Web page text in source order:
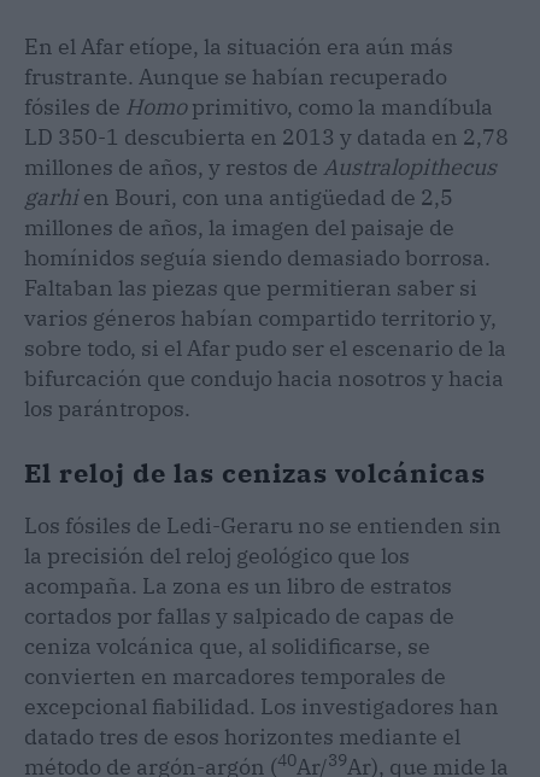
En el Afar etíope, la situación era aún más
frustrante. Aunque se habían recuperado
fósiles de Homoprimitivo, como la mandíbula
LD 350-1 descubierta en 2013 y datada en 2,78
millones de años, y restos de Australopithecus
garhien Bouri, con una antigüedad de 2,5
millones de años, la imagen del paisaje de
homínidos seguía siendo demasiado borrosa.
Faltaban las piezas que permitieran saber si
varios géneros habían compartido territorio y,
sobre todo, si el Afar pudo ser el escenario de la
bifurcación que condujo hacia nosotros y hacia
los parántropos.
El reloj de las cenizas volcánicas
Los fósiles de Ledi-Geraru no se entienden sin
la precisión del reloj geológico que los
acompaña. La zona es un libro de estratos
cortados por fallas y salpicado de capas de
ceniza volcánica que, al solidificarse, se
convierten en marcadores temporales de
excepcional fiabilidad. Los investigadores han
datado tres de esos horizontes mediante el
método de argón-argón (40Ar/39Ar), que mide la